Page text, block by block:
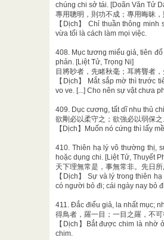
chúng chi sở tái. [Doãn Văn Tử
專用聰明，則功不成；專用晦昧
【Dịch】 Chỉ thuần thông
vừa tối là cách làm mọi việc.
408. Mục tương miểu giả, tiên
phản. [Liệt Tử, Trọng Ni]
目將眇者，先睹秋毫；耳將聾者
【Dịch】 Mắt sắp mờ thì trước
vo ve. [...] Cho nên sự vật chưa
409. Dục cương, tất dĩ nhu thủ
欲剛必以柔守之；欲強必以弱保之
【Dịch】Muốn nó cứng thì lấy
410. Thiên hạ lý vô thường thị,
hoặc dụng chi. [Liệt Tử, Thuyết
天下理無常是，事無常非。先日
【Dịch】 Sự và lý trong thiên
có người bỏ đi; cái ngày nay bỏ
411. Đắc điểu giả, la nhất mục;
得鳥者，羅一目；一目之羅，不可
【Dịch】Bắt được chim là
chim.